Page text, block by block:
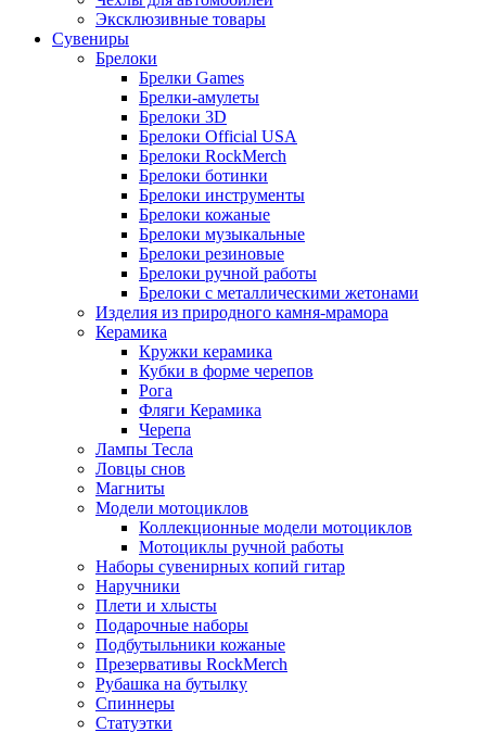
Эксклюзивные товары
Сувениры
Брелоки
Брелки Games
Брелки-амулеты
Брелоки 3D
Брелоки Official USA
Брелоки RockMerch
Брелоки ботинки
Брелоки инструменты
Брелоки кожаные
Брелоки музыкальные
Брелоки резиновые
Брелоки ручной работы
Брелоки с металлическими жетонами
Изделия из природного камня-мрамора
Керамика
Кружки керамика
Кубки в форме черепов
Рога
Фляги Керамика
Черепа
Лампы Тесла
Ловцы снов
Магниты
Модели мотоциклов
Коллекционные модели мотоциклов
Мотоциклы ручной работы
Наборы сувенирных копий гитар
Наручники
Плети и хлысты
Подарочные наборы
Подбутыльники кожаные
Презервативы RockMerch
Рубашка на бутылку
Спиннеры
Статуэтки